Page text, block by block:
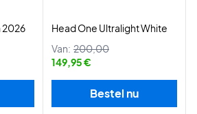
2026
Head One Ultralight White
Van: 200,00
149,95 €
Bestel nu